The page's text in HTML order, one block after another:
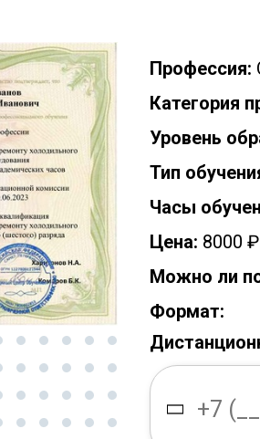
Профессия:
Категория
Уровень
Тип
Часы
Цена: 8000 ₽
Можно ли
Формат: